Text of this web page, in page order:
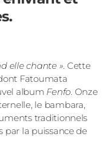
elle chante » . Cette
Fatoumata
album Fenfo . Onze
le bambara,
traditionnels
par la puissance de